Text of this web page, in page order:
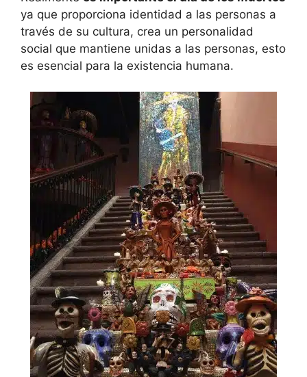
ya que proporciona identidad a las personas a
través de su cultura, crea un personalidad
social que mantiene unidas a las personas, esto
es esencial para la existencia humana.